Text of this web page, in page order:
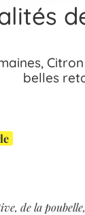
belles
de la